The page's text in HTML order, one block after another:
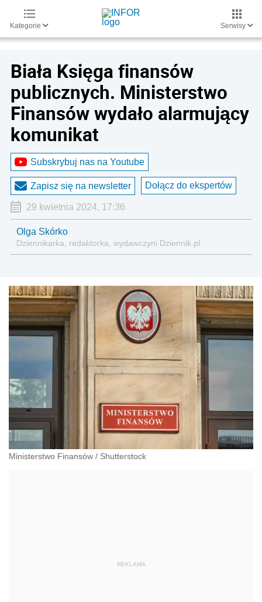
Kategorie Serwisy
Biała Księga finansów
publicznych. Ministerstwo
Finansów wydało alarmujący
komunikat
Subskrybuj nas na Youtube
Zapisz się na newsletter Dołącz do ekspertów
29 kwietnia 2024, 17:36
Olga Skórko
Dziennikarka, redaktorka, wydawczyni Dziennik.pl.
Ministerstwo Finansów / Shutterstock